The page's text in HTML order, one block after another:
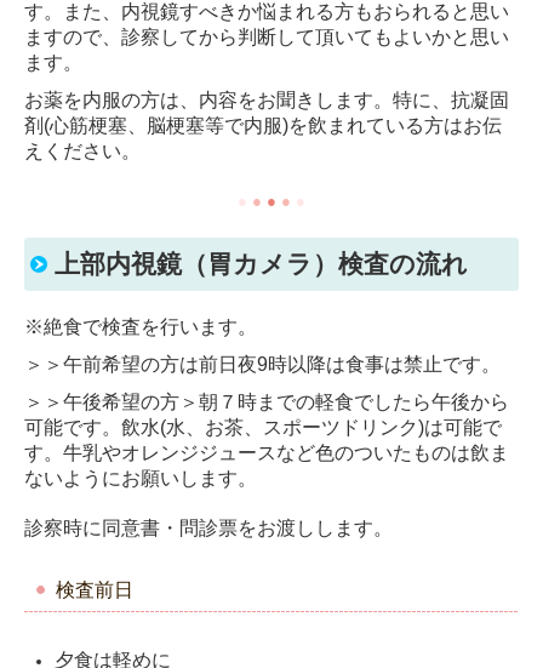
す。また、内視鏡すべきか悩まれる方もおられると思い
ますので、診察してから判断して頂いてもよいかと思い
ます。
お薬を内服の方は、内容をお聞きします。特に、抗凝固
剤(心筋梗塞、脳梗塞等で内服)を飲まれている方はお伝
えください。
● ● ● ● ●
上部内視鏡（胃カメラ）検査の流れ
※絶食で検査を行います。
＞＞午前希望の方は前日夜9時以降は食事は禁止です。
＞＞午後希望の方＞朝７時までの軽食でしたら午後から
可能です。飲水(水、お茶、スポーツドリンク)は可能で
す。牛乳やオレンジジュースなど色のついたものは飲ま
ないようにお願いします。
診察時に同意書・問診票をお渡しします。
検査前日
夕食は軽めに